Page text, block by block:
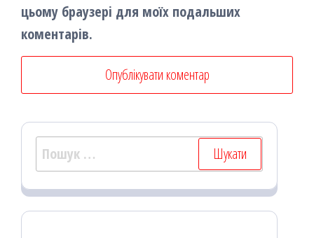
цьому браузері для моїх подальших
коментарів.
Пошук: